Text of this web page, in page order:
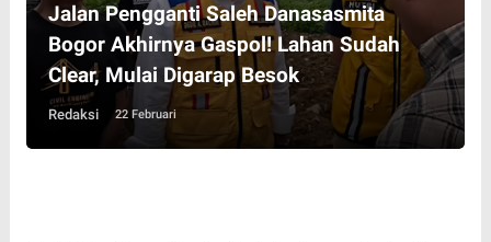
Jalan Pengganti Saleh Danasasmita
Bogor Akhirnya Gaspol! Lahan Sudah
Clear, Mulai Digarap Besok
Redaksi 22 Februari